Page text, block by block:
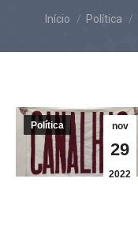
Você está aqui:
Início Política
nov
29
2022
Política